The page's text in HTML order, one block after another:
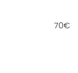
70€